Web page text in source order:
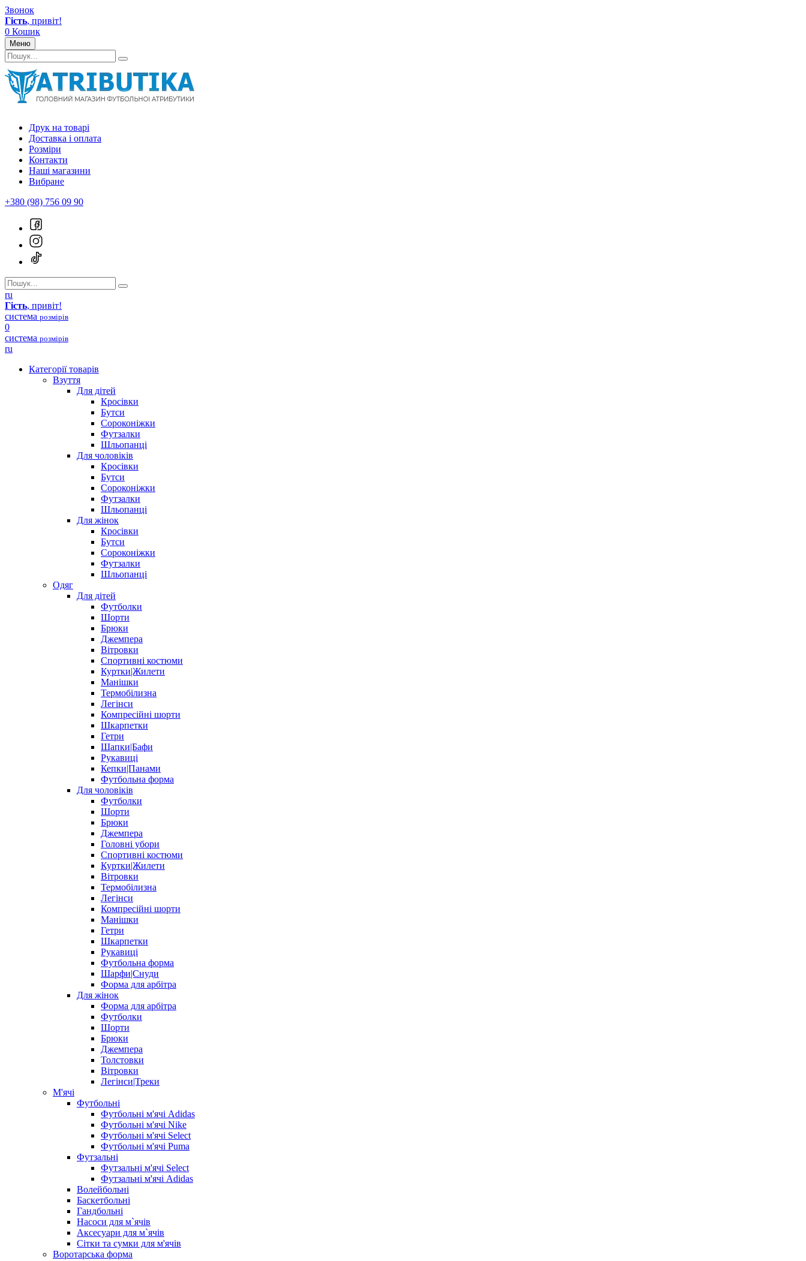
Звонок
Гість, привіт!
0 Кошик
Меню
Друк на товарі
Доставка і оплата
Розміри
Контакти
Наші магазини
Вибране
+380 (98) 756 09 90
ru
Гість, привіт!
система розмірів
0
система розмірів
ru
Категорії товарів
Взуття
Для дітей
Кросівки
Бутси
Сороконіжки
Футзалки
Шльопанці
Для чоловіків
Кросівки
Бутси
Сороконіжки
Футзалки
Шльопанці
Для жінок
Кросівки
Бутси
Сороконіжки
Футзалки
Шльопанці
Одяг
Для дітей
Футболки
Шорти
Брюки
Джемпера
Вітровки
Спортивні костюми
Куртки|Жилети
Манішки
Термобілизна
Легінси
Компресійні шорти
Шкарпетки
Гетри
Шапки|Бафи
Рукавиці
Кепки|Панами
Футбольна форма
Для чоловіків
Футболки
Шорти
Брюки
Джемпера
Головні убори
Спортивні костюми
Куртки|Жилети
Вітровки
Термобілизна
Легінси
Компресійні шорти
Манішки
Гетри
Шкарпетки
Рукавиці
Футбольна форма
Шарфи|Снуди
Форма для арбітра
Для жінок
Форма для арбітра
Футболки
Шорти
Брюки
Джемпера
Толстовки
Вітровки
Легінси|Треки
М'ячі
Футбольні
Футбольні м'ячі Adidas
Футбольні м'ячі Nike
Футбольні м'ячі Select
Футбольні м'ячі Puma
Футзальні
Футзальні м'ячі Select
Футзальні м'ячі Adidas
Волейбольні
Баскетбольні
Гандбольні
Насоси для м`ячів
Аксесуари для м`ячів
Сітки та сумки для м'ячів
Воротарська форма